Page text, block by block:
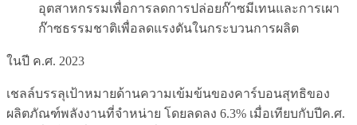
อุตสาหกรรมเพื่อการลดการปล่อยก๊าซมีเทนและการเผา
ก๊าซธรรมชาติเพื่อลดแรงดันในกระบวนการผลิต
ในปี ค.ศ. 2023
เชลล์บรรลุเป้าหมายด้านความเข้มข้นของคาร์บอนสุทธิของ
ผลิตภัณฑ์พลังงานที่จำหน่าย โดยลดลง 6.3% เมื่อเทียบกับปีค.ศ.